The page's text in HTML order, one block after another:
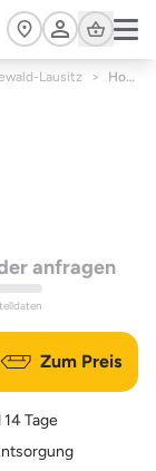
Cart
Lausitz > Hohenbocka
anfragen
Zum Preis
Tage